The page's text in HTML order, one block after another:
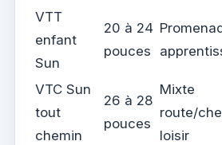
VTT
enfant
Sun
20 à 24
pouces
VTC Sun
tout
chemin
26 à 28
pouces
Mixte
route/
loisir